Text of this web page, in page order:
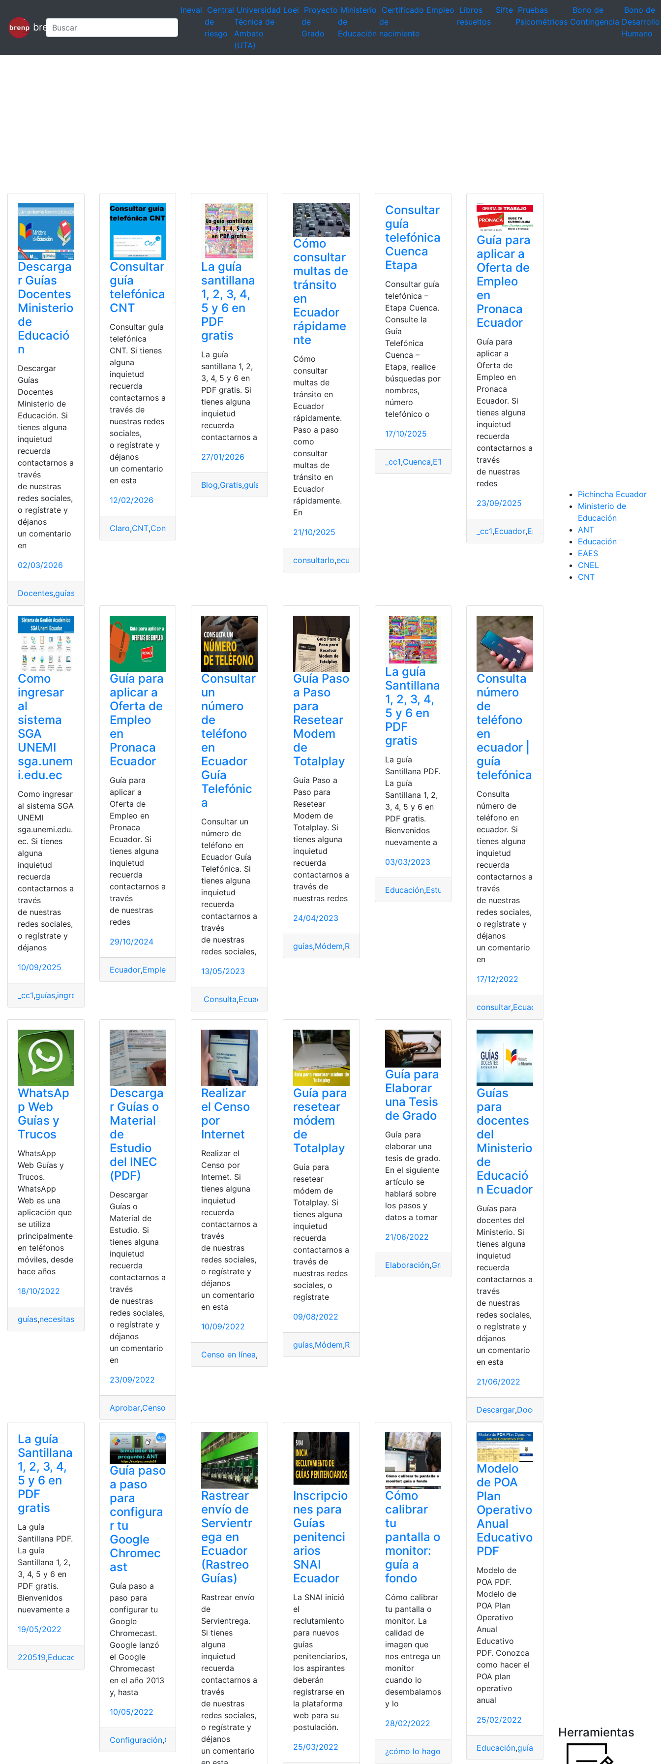
brenp
Ineval Central
de
riesgo
Universidad
Técnica de
Ambato
(UTA)
Loei Proyecto
de
Grado
Ministerio
de
Educación
Certificado
de
nacimiento
Empleo Libros
resueltos
Sifte Pruebas
Psicométricas
Bono de
Contingencia
Bono de
Desarrollo
Humano
Descarga
r Guías
Docentes
Ministerio
de
Educació
n
Descargar
Guías
Docentes
Ministerio de
Educación. Si
tienes alguna
inquietud
recuerda
contactarnos a
través
de nuestras
redes sociales,
o regístrate y
déjanos
un comentario
en
02/03/2026
Docentes,guías
Consultar
guía
telefónica
CNT
Consultar guía
telefónica
CNT. Si tienes
alguna
inquietud
recuerda
contactarnos a
través de
nuestras redes
sociales,
o regístrate y
déjanos
un comentario
en esta
12/02/2026
Claro,CNT,Consulta guías,Teléfono
La guía
santillana
1, 2, 3, 4,
5 y 6 en
PDF
gratis
La guía
santillana 1, 2,
3, 4, 5 y 6 en
PDF gratis. Si
tienes alguna
inquietud
recuerda
contactarnos a
27/01/2026
Blog,Gratis,guías Santillana
Cómo
consultar
multas de
tránsito
en
Ecuador
rápidame
nte
Cómo
consultar
multas de
tránsito en
Ecuador
rápidamente.
Paso a paso
como
consultar
multas de
tránsito en
Ecuador
rápidamente.
En
21/10/2025
consultarlo,ecuador
Consultar
guía
telefónica
Cuenca
Etapa
Consultar guía
telefónica –
Etapa Cuenca.
Consulte la
Guía
Telefónica
Cuenca –
Etapa, realice
búsquedas por
nombres,
número
telefónico o
17/10/2025
_cc1,Cuenca,ETAPA EP guías,New York
Guía para
aplicar a
Oferta de
Empleo
en
Pronaca
Ecuador
Guía para
aplicar a
Oferta de
Empleo en
Pronaca
Ecuador. Si
tienes alguna
inquietud
recuerda
contactarnos a
través
de nuestras
redes
23/09/2025
_cc1,Ecuador,Empleo guías ,Ofertas
Como
ingresar
al
sistema
SGA
UNEMI
sga.unem
i.edu.ec
Como ingresar
al sistema SGA
UNEMI
sga.unemi.edu.
ec. Si tienes
alguna
inquietud
recuerda
contactarnos a
través
de nuestras
redes sociales,
o regístrate y
déjanos
10/09/2025
_cc1,guías,ingresar
Guía para
aplicar a
Oferta de
Empleo
en
Pronaca
Ecuador
Guía para
aplicar a
Oferta de
Empleo en
Pronaca
Ecuador. Si
tienes alguna
inquietud
recuerda
contactarnos a
través
de nuestras
redes
29/10/2024
Ecuador,Empleo Ofertas,Pronaca
Consultar
un
número
de
teléfono
en
Ecuador
Guía
Telefónic
a
Consultar un
número de
teléfono en
Ecuador Guía
Telefónica. Si
tienes alguna
inquietud
recuerda
contactarnos a
través
de nuestras
redes sociales,
13/05/2023
Consulta,Ecuador
Guía Paso
a Paso
para
Resetear
Modem
de
Totalplay
Guía Paso a
Paso para
Resetear
Modem de
Totalplay. Si
tienes alguna
inquietud
recuerda
contactarnos a
través de
nuestras redes
24/04/2023
guías,Módem,Resetear
La guía
Santillana
1, 2, 3, 4,
5 y 6 en
PDF
gratis
La guía
Santillana PDF.
La guía
Santillana 1, 2,
3, 4, 5 y 6 en
PDF gratis.
Bienvenidos
nuevamente a
03/03/2023
Educación,Estudiantes guías,Materiales
Consulta
número
de
teléfono
en
ecuador |
guía
telefónica
Consulta
número de
teléfono en
ecuador. Si
tienes alguna
inquietud
recuerda
contactarnos a
través
de nuestras
redes sociales,
o regístrate y
déjanos
un comentario
en
17/12/2022
consultar,Ecuador
WhatsAp
p Web
Guías y
Trucos
WhatsApp
Web Guías y
Trucos.
WhatsApp
Web es una
aplicación que
se utiliza
principalmente
en teléfonos
móviles, desde
hace años
18/10/2022
guías,necesitas truco,Web,WhatsApp
Descarga
r Guías o
Material
de
Estudio
del INEC
(PDF)
Descargar
Guías o
Material de
Estudio. Si
tienes alguna
inquietud
recuerda
contactarnos a
través
de nuestras
redes sociales,
o regístrate y
déjanos
un comentario
en
23/09/2022
Aprobar,Censo
Realizar
el Censo
por
Internet
Realizar el
Censo por
Internet. Si
tienes alguna
inquietud
recuerda
contactarnos a
través
de nuestras
redes sociales,
o regístrate y
déjanos
un comentario
en esta
10/09/2022
Censo en línea, Ecuador,guías,Pasos,Requisitos
Guía para
resetear
módem
de
Totalplay
Guía para
resetear
módem de
Totalplay. Si
tienes alguna
inquietud
recuerda
contactarnos a
través de
nuestras redes
sociales, o
regístrate
09/08/2022
guías,Módem,Reseteo
Guía para
Elaborar
una Tesis
de Grado
Guía para
elaborar una
tesis de grado.
En el siguiente
artículo se
hablará sobre
los pasos y
datos a tomar
21/06/2022
Elaboración,Grado ,Monografía
Guías
para
docentes
del
Ministerio
de
Educació
n Ecuador
Guías para
docentes del
Ministerio. Si
tienes alguna
inquietud
recuerda
contactarnos a
través
de nuestras
redes sociales,
o regístrate y
déjanos
un comentario
en esta
21/06/2022
Descargar,Docentes
La guía
Santillana
1, 2, 3, 4,
5 y 6 en
PDF
gratis
La guía
Santillana PDF.
La guía
Santillana 1, 2,
3, 4, 5 y 6 en
PDF gratis.
Bienvenidos
nuevamente a
19/05/2022
220519,Educación Estudiantes,guías pdf libro,Plan educativo Recursos Educativos Secretaría de Educación
Guía paso
a paso
para
configura
r tu
Google
Chromec
ast
Guía paso a
paso para
configurar tu
Google
Chromecast.
Google lanzó
el Google
Chromecast
en el año 2013
y, hasta
10/05/2022
Configuración,Consultas ,Google,
Rastrear
envío de
Servientr
ega en
Ecuador
(Rastreo
Guías)
Rastrear envío
de
Servientrega.
Si tienes
alguna
inquietud
recuerda
contactarnos a
través
de nuestras
redes sociales,
o regístrate y
déjanos
un comentario
Inscripcio
nes para
Guías
penitenci
arios
SNAI
Ecuador
La SNAI inició
el
reclutamiento
para nuevos
guías
penitenciarios,
los aspirantes
deberán
registrarse en
la plataforma
web para su
postulación.
25/03/2022
Cómo
calibrar
tu
pantalla o
monitor:
guía a
fondo
Cómo calibrar
tu pantalla o
monitor. La
calidad de
imagen que
nos entrega un
monitor
cuando lo
desembalamos
y lo
28/02/2022
¿cómo lo hago? ¿Qué es?,Calibrar,Configuración
Modelo
de POA
Plan
Operativo
Anual
Educativo
PDF
Modelo de
POA PDF.
Modelo de
POA Plan
Operativo
Anual
Educativo
PDF. Conozca
como hacer el
POA plan
operativo
anual
25/02/2022
Educación,guías Ministerio de Educación
Pichincha Ecuador
Ministerio de
Educación
ANT
Educación
EAES
CNEL
CNT
Herramientas